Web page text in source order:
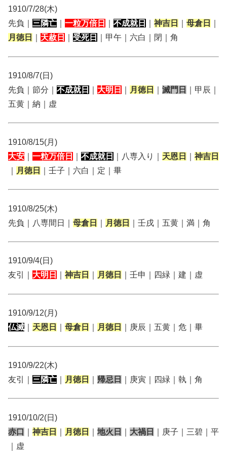
1910/7/28(木)
先負｜ 三隣亡 一粒万倍日 不成就日 神吉日 母倉日
月徳日
天赦日 受死日 ｜甲午｜六白｜閉｜角
1910/8/7(日)
先負｜節分｜ 不成就日 大明日 月徳日 滅門日
｜甲辰｜
五黄｜納｜虚
1910/8/15(月)
大安
一粒万倍日 不成就日 ｜八専入り｜ 天恩日
神吉日
月徳日 ｜壬子｜六白｜定｜畢
1910/8/25(木)
先負｜八専間日｜ 母倉日 月徳日 ｜壬戌｜五黄｜満｜角
1910/9/4(日)
友引｜ 大明日 神吉日 月徳日 ｜壬申｜四緑｜建｜虚
1910/9/12(月)
仏滅
天恩日 母倉日 月徳日 ｜庚辰｜五黄｜危｜畢
1910/9/22(木)
友引｜ 三隣亡 月徳日 帰忌日 ｜庚寅｜四緑｜執｜角
1910/10/2(日)
赤口
神吉日 月徳日 地火日 大禍日
｜庚子｜三碧｜平
｜虚